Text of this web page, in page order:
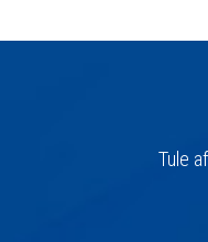
navigatsioon
Tule